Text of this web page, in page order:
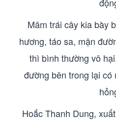
Mâm trái cây kia bày
hương, táo sa, mận
thì bình thường vô
đường bên trong lại
Hoắc Thanh Dung,